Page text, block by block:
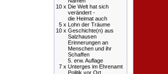
10 x Die Welt hat sich
verändert -
die Heimat auch
5 x Lohn der Träume
10 x Geschichte(n) aus
Salzhausen
Erinnerungen an
Menschen und ihr
Schaffen
5. erw. Auflage
7 x Unterges im Ehrenamt
Politik vor Ort